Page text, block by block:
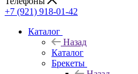
+7 (921) 918-01-42
Каталог
Назад
Каталог
Брекеты